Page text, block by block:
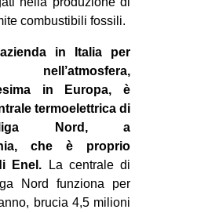
CULTURE
CINEMA
MUSICA
combustibili fossili.
in Italia per
nell’atmosfera,
in Europa, è
termoelettrica di
Nord, a
che è proprio
Enel. La centrale di
Nord funziona per
brucia 4,5 milioni